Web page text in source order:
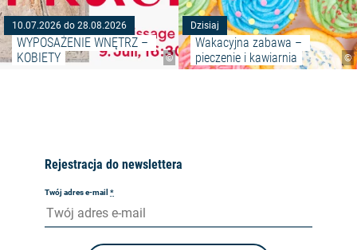
©
10.07.2026 do 28.08.2026
WYPOSAŻENIE WNĘTRZ –
KOBIETY
©
Dzisiaj
Wakacyjna zabawa –
pieczenie i kawiarnia
Rejestracja do newslettera
Twój adres e-mail *